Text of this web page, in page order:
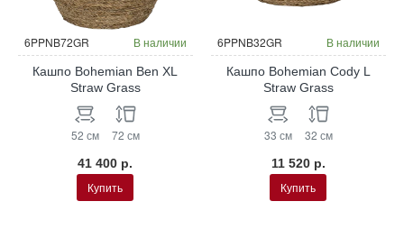
6PPNB72GR В наличии
Кашпо Bohemian Ben XL
Straw Grass
52 см 72 см
41 400 р.
Купить
6PPNB32GR В наличии
Кашпо Bohemian Cody L
Straw Grass
33 см 32 см
11 520 р.
Купить